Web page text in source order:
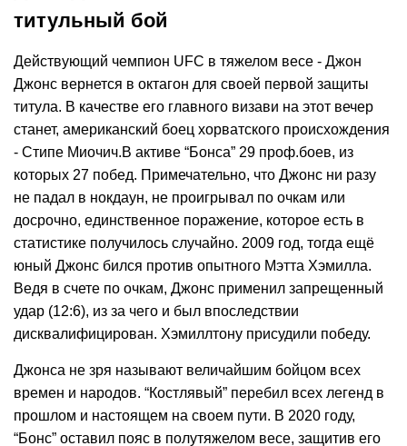
титульный бой
Действующий чемпион UFC в тяжелом весе - Джон
Джонс вернется в октагон для своей первой защиты
титула. В качестве его главного визави на этот вечер
станет, американский боец хорватского происхождения
- Стипе Миочич.В активе “Бонса” 29 проф.боев, из
которых 27 побед. Примечательно, что Джонс ни разу
не падал в нокдаун, не проигрывал по очкам или
досрочно, единственное поражение, которое есть в
статистике получилось случайно. 2009 год, тогда ещё
юный Джонс бился против опытного Мэтта Хэмилла.
Ведя в счете по очкам, Джонс применил запрещенный
удар (12:6), из за чего и был впоследствии
дисквалифицирован. Хэмиллтону присудили победу.
Джонса не зря называют величайшим бойцом всех
времен и народов. “Костлявый” перебил всех легенд в
прошлом и настоящем на своем пути. В 2020 году,
“Бонс” оставил пояс в полутяжелом весе, защитив его